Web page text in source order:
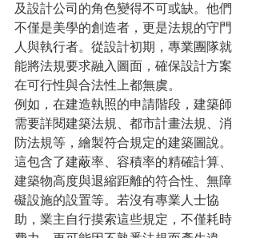
及設計公司的角色變得不可或缺。他們
不僅是美學的創造者，更是法規的守門
人與執行者。從設計初期，專業團隊就
能將法規要求融入圖面，確保設計方案
在可行性與合法性上都無虞。
例如，在建造執照的申請階段，建築師
需要詳閱建築法規、都市計畫法規、消
防法規等，繪製符合規定的建築圖說。
這包含了建蔽率、容積率的精確計算、
建築物高度與退縮距離的符合性、無障
礙設施的設置等。若沒有專業人士協
助，業主自行摸索這些規定，不僅耗時